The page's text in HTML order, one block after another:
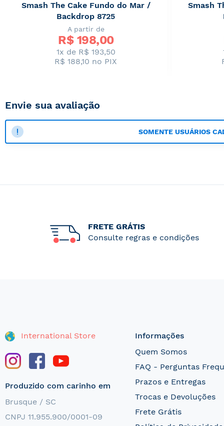
Smash The Cake Fundo do Mar /
Backdrop 8725
A partir de
R$ 198,00
1x de R$ 193,50
R$ 188,10 no PIX
Smash
Envie sua avaliação
SOMENTE USUÁRIOS
FRETE GRÁTIS
Consulte regras e condições
International Store
Produzido com carinho em
Brusque / SC
CNPJ 11.955.900/0001-09
Informações
Quem Somos
FAQ - Perguntas
Prazos e Entregas
Trocas e Devoluções
Frete Grátis